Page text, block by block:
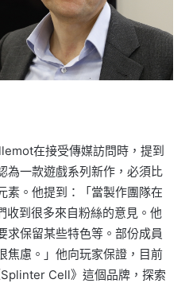
在接受傳媒訪問時，提到
為一款遊戲系列新作，必須比
素。他提到：「當製作團隊在
到很多來自粉絲的意見。他
求保留某些特色等。部份成員
焦慮。」他向玩家保證，目前
Cell》這個品牌，探索